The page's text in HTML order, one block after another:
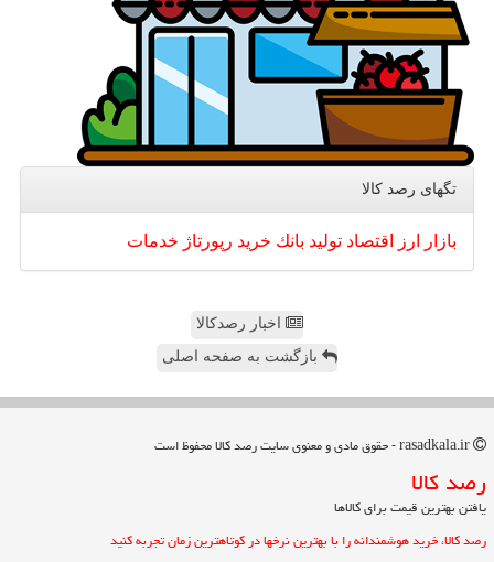
تگهای رصد كالا
بازار ارز اقتصاد تولید بانك خرید رپورتاژ خدمات
اخبار رصدکالا
بازگشت به صفحه اصلی
رصد كالا
یافتن بهترین قیمت برای کالاها
رصد کالا، خرید هوشمندانه را با بهترین نرخها در کوتاهترین زمان تجربه کنید